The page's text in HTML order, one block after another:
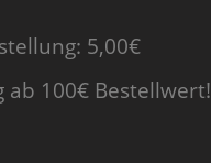
5,00€
ab 100€ Bestellwert!